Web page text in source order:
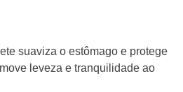
suaviza o estômago e protege
leveza e tranquilidade ao